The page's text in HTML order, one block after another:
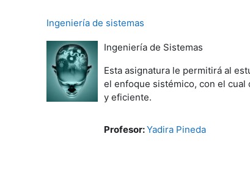
Ingeniería de sistemas
Ingeniería de Sistemas
Esta asignatura le permitirá al
el enfoque sistémico, con el cual
y eficiente.
Profesor:Yadira Pineda